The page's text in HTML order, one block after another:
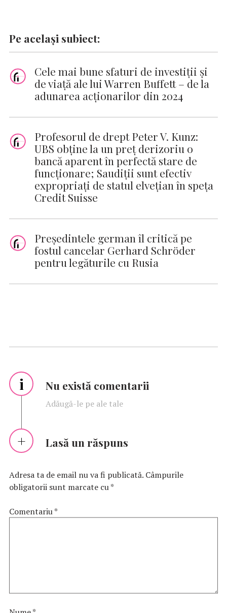
Pe același subiect:
Cele mai bune sfaturi de investiții și
de viață ale lui Warren Buffett – de la
adunarea acționarilor din 2024
Profesorul de drept Peter V. Kunz:
UBS obține la un preț derizoriu o
bancă aparent în perfectă stare de
funcționare; Saudiții sunt efectiv
expropriați de statul elvețian în speţa
Credit Suisse
Preşedintele german îl critică pe
fostul cancelar Gerhard Schröder
pentru legăturile cu Rusia
i Nu există comentarii
Adăugă-le pe ale tale
Lasă un răspuns
Adresa ta de email nu va fi publicată. Câmpurile
obligatorii sunt marcate cu*
Comentariu*